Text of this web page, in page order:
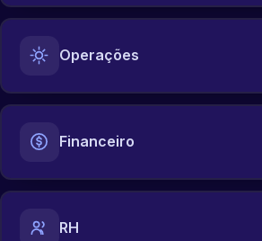
Operações
Financeiro
RH